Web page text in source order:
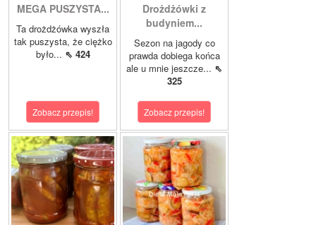
MEGA PUSZYSTA...
Ta drożdżówka wyszła
tak puszysta, że ciężko
było... ⇖ 424
Zobacz przepis!
Drożdżówki z
budyniem...
Sezon na jagody co
prawda dobiega końca
ale u mnie jeszcze... ⇖
325
Zobacz przepis!